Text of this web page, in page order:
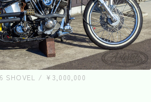
SHOVEL / ¥3,000,000